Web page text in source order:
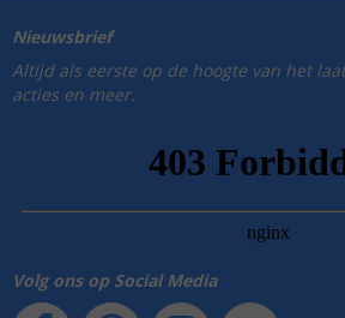
Nieuwsbrief
Altijd als eerste op de hoogte van het
acties en meer.
Volg ons op Social Media